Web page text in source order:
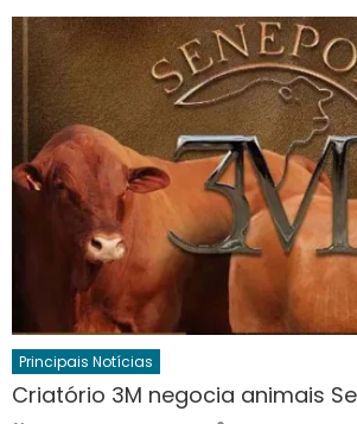
Principais Notícias
Criatório 3M negocia animais